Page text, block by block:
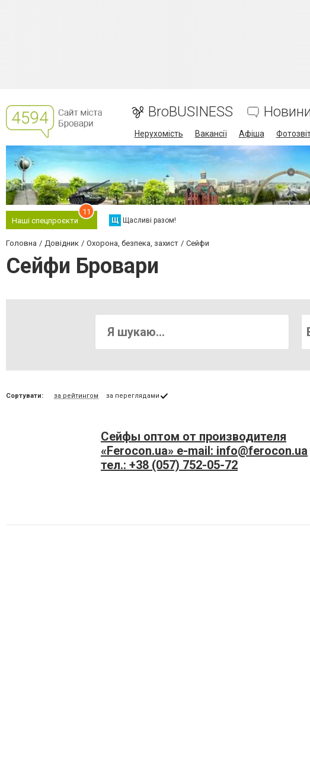
BroBUSINESS Новини
Нерухомість Вакансії Афіша
Наші спецпроєкти
11
Щ Щасливі разом!
Головна Довідник Охорона, безпека, захист Сейфи
Сейфи Бровари
Сортувати: за рейтингом за переглядами
Сейфы оптом от производителя
«Ferocon.ua» е-mаil: info@ferocon.ua
тел.: +38 (057) 752-05-72